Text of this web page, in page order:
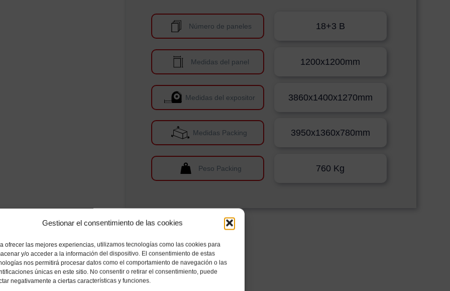
Gestionar el consentimiento de las cookies
ofrecer las mejores experiencias, utilizamos tecnologías como las cookies para
y/o acceder a la información del dispositivo. El consentimiento de estas
nos permitirá procesar datos como el comportamiento de navegación o las
únicas en este sitio. No consentir o retirar el consentimiento, puede
negativamente a ciertas características y funciones.
Número de paneles 18+3 B
Medidas del panel 1200x1200mm
Medidas del expositor 3860x1400x1270mm
Medidas Packing 3950x1360x780mm
Peso Packing 760 Kg